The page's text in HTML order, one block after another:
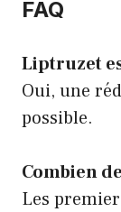
FAQ
Liptruzet
Oui, une
possible.
Combien
Les